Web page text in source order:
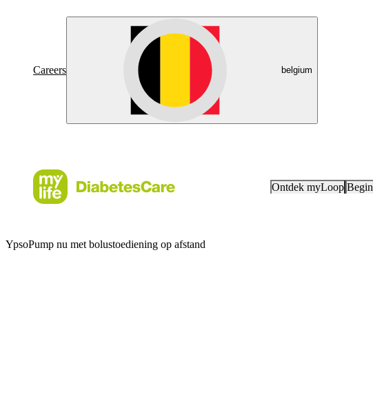
Careers belgium
Ontdek myLoop Begin
YpsoPump nu met bolustoediening op afstand